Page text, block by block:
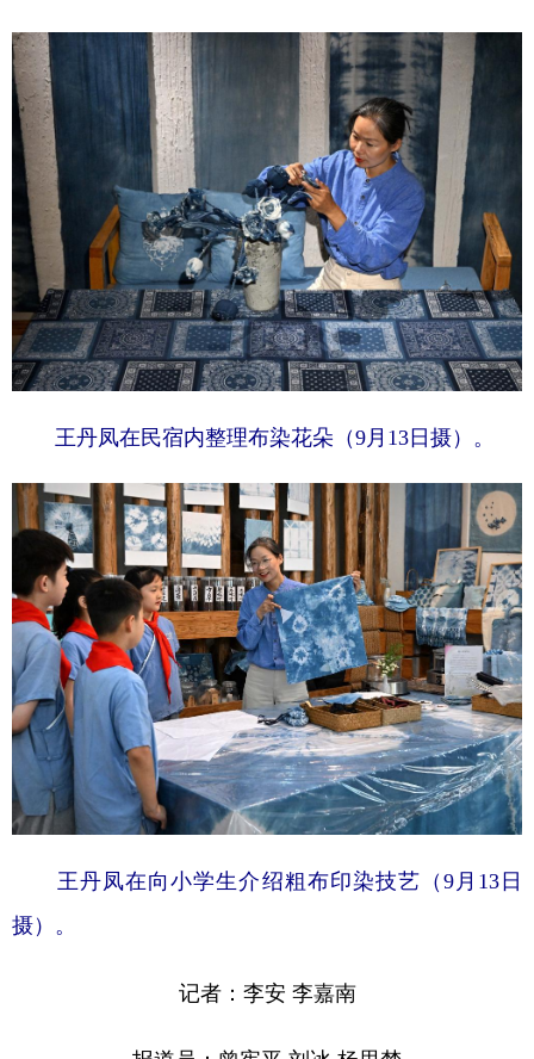
王丹凤在民宿内整理布染花朵（9月13日摄）。
王丹凤在向小学生介绍粗布印染技艺（9月13日
摄）。
记者：李安 李嘉南